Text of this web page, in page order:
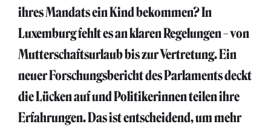
ihres Mandats ein Kind bekommen? In
Luxemburg fehlt es an klaren Regelungen – von
Mutterschaftsurlaub bis zur Vertretung. Ein
neuer Forschungsbericht des Parlaments deckt
die Lücken auf und Politikerinnen teilen ihre
Erfahrungen. Das ist entscheidend, um mehr